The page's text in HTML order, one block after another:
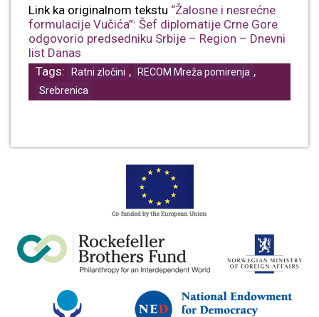
Link ka originalnom tekstu “Žalosne i nesrećne
formulacije Vučića”: Šef diplomatije Crne Gore
odgovorio predsedniku Srbije – Region – Dnevni
list Danas
Tags:
Ratni zločini , RECOM Mreža pomirenja ,
Srebrenica